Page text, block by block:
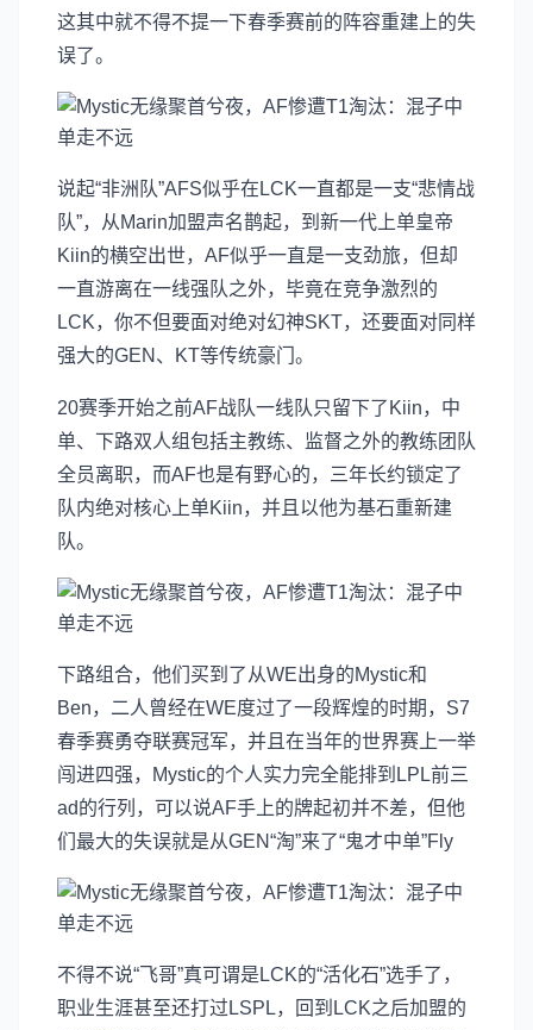
这其中就不得不提一下春季赛前的阵容重建上的失
误了。
说起“非洲队”AFS似乎在LCK一直都是一支“悲情战
队”，从Marin加盟声名鹊起，到新一代上单皇帝
Kiin的横空出世，AF似乎一直是一支劲旅，但却
一直游离在一线强队之外，毕竟在竞争激烈的
LCK，你不但要面对绝对幻神SKT，还要面对同样
强大的GEN、KT等传统豪门。
20赛季开始之前AF战队一线队只留下了Kiin，中
单、下路双人组包括主教练、监督之外的教练团队
全员离职，而AF也是有野心的，三年长约锁定了
队内绝对核心上单Kiin，并且以他为基石重新建
队。
下路组合，他们买到了从WE出身的Mystic和
Ben，二人曾经在WE度过了一段辉煌的时期，S7
春季赛勇夺联赛冠军，并且在当年的世界赛上一举
闯进四强，Mystic的个人实力完全能排到LPL前三
ad的行列，可以说AF手上的牌起初并不差，但他
们最大的失误就是从GEN“淘”来了“鬼才中单”Fly
不得不说“飞哥”真可谓是LCK的“活化石”选手了，
职业生涯甚至还打过LSPL，回到LCK之后加盟的